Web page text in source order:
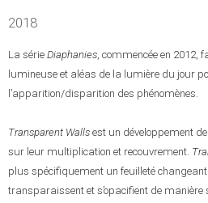
2018
La série Diaphanies, commencée en
lumineuse et aléas de la lumière du jour
l’apparition/disparition des phénomènes.
Transparent Walls est un développement
sur leur multiplication et recouvrement.
plus spécifiquement un feuilleté
transparaissent et s’opacifient de